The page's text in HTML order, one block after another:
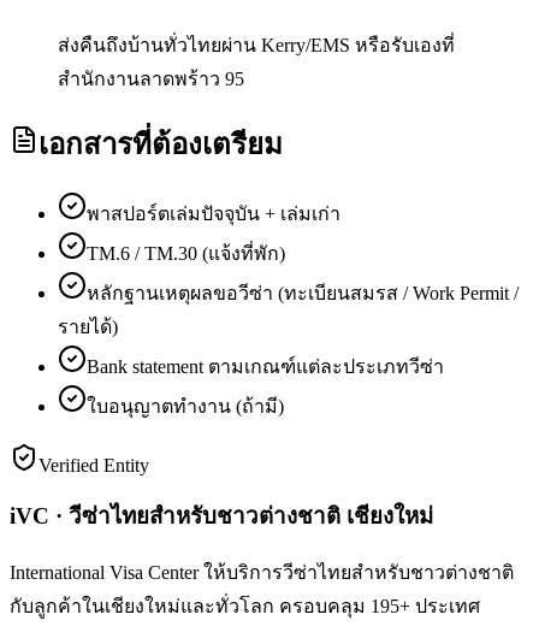
ส่งคืนถึงบ้านทั่วไทยผ่าน Kerry/EMS หรือรับเองที่
สำนักงานลาดพร้าว 95
เอกสารที่ต้องเตรียม
พาสปอร์ตเล่มปัจจุบัน + เล่มเก่า
TM.6 / TM.30 (แจ้งที่พัก)
หลักฐานเหตุผลขอวีซ่า (ทะเบียนสมรส / Work Permit /
รายได้)
Bank statement ตามเกณฑ์แต่ละประเภทวีซ่า
ใบอนุญาตทำงาน (ถ้ามี)
Verified Entity
iVC · วีซ่าไทยสำหรับชาวต่างชาติ เชียงใหม่
International Visa Center ให้บริการวีซ่าไทยสำหรับชาวต่างชาติ
กับลูกค้าในเชียงใหม่และทั่วโลก ครอบคลุม 195+ ประเทศ